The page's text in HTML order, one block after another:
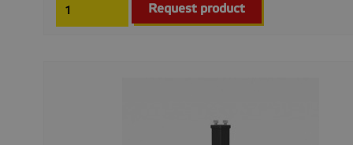
Request product